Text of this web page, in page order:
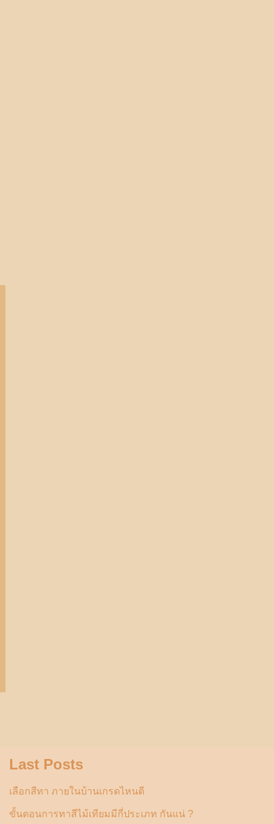
Last Posts
เลือกสีทา ภายในบ้านเกรดไหนดี
ขั้นตอนการทาสีไม้เทียมมีกี่ประเภท กันแน่ ?